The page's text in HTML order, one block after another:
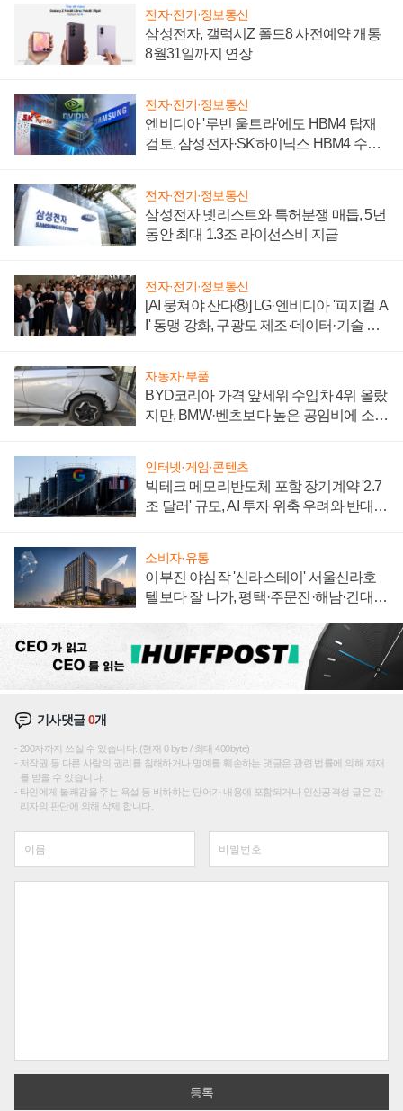
전자·전기·정보통신
삼성전자, 갤럭시Z 폴드8 사전예약 개통
8월31일까지 연장
전자·전기·정보통신
엔비디아 '루빈 울트라'에도 HBM4 탑재
검토, 삼성전자·SK하이닉스 HBM4 수율
전자·전기·정보통신
삼성전자 넷리스트와 특허분쟁 매듭, 5년
동안 최대 1.3조 라이선스비 지급
전자·전기·정보통신
[AI 뭉쳐야 산다⑧] LG·엔비디아 '피지컬 A
I' 동맹 강화, 구광모 제조·데이터·기술 결
자동차·부품
BYD코리아 가격 앞세워 수입차 4위 올랐
지만, BMW·벤츠보다 높은 공임비에 소비
인터넷·게임·콘텐츠
빅테크 메모리반도체 포함 장기계약 '2.7
조 달러' 규모, AI 투자 위축 우려와 반대
소비자·유통
이부진 야심작 '신라스테이' 서울신라호
텔보다 잘 나가, 평택·주문진·해남·건대로
기사댓글0개
200자까지 쓰실 수 있습니다. (현재 0 byte / 최대 400byte)
저작권 등 다른 사람의 권리를 침해하거나 명예를 훼손하는 댓글은 관련 법률에 의해 제재
를 받을 수 있습니다.
타인에게 불쾌감을 주는 욕설 등 비하하는 단어가 내용에 포함되거나 인신공격성 글은 관
리자의 판단에 의해 삭제 합니다.